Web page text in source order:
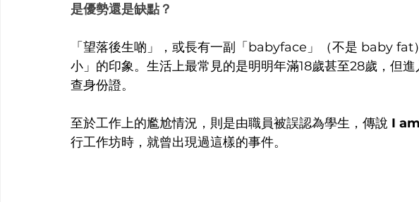
是優勢還是缺點？
「望落後生啲」，或長有一副「babyface」（不是 baby fat
小」的印象。生活上最常見的是明明年滿18歲甚至28歲，但
查身份證。
至於工作上的尷尬情況，則是由職員被誤認為學生，傳說 I am
行工作坊時，就曾出現過這樣的事件。